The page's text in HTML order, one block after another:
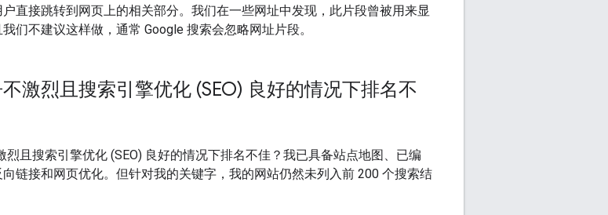
直接跳转到网页上的相关部分。我们在一些网址中发现，此片段曾被用来显
们不建议这样做，通常 Google 搜索会忽略网址片段。
激烈且搜索引擎优化 (SEO) 良好的情况下排名不
烈且搜索引擎优化 (SEO) 良好的情况下排名不佳？我已具备站点地图、已编
链接和网页优化。但针对我的关键字，我的网站仍然未列入前 200 个搜索结